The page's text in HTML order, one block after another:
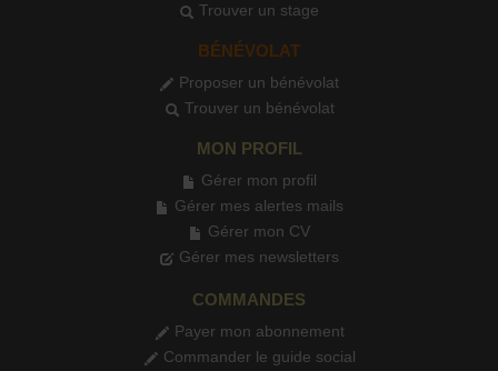
Trouver un stage
BÉNÉVOLAT
Proposer un bénévolat
Trouver un bénévolat
MON PROFIL
Gérer mon profil
Gérer mes alertes mails
Gérer mon CV
Gérer mes newsletters
COMMANDES
Payer mon abonnement
Commander le guide social